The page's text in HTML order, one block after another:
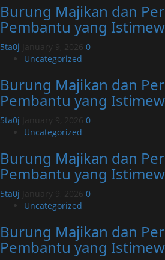
Burung Majikan dan
Pembantu yang
5ta0j January 9, 2026 0
Uncategorized
Burung Majikan dan
Pembantu yang
5ta0j January 9, 2026 0
Uncategorized
Burung Majikan dan
Pembantu yang
5ta0j January 9, 2026 0
Uncategorized
Burung Majikan dan
Pembantu yang